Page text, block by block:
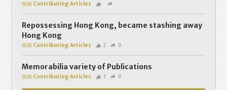
個人資料將用於提供更適合你的廣告及網
頁內容、評估與改善我們的服務、聯絡你
或進行不記名的 究調查。所得資料亦只會
用於所述指定用途。除非所作用途為法例
容許或屬法例規定，否則未經你事先同
意，你的個人資料不會作其他用途。如果
投稿 Contributing Articles
Repossessing Hong Kong, became stashing away
Hong Kong
投稿 Contributing Articles 2 0
Memorabilia variety of Publications
投稿 Contributing Articles 3 0